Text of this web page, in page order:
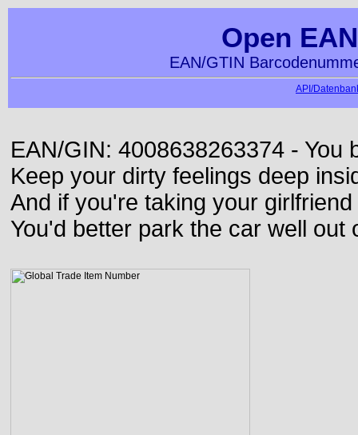
Open
EAN/GTIN
API/
EAN/GIN: 4008638263374 - You
Keep your dirty feelings deep
And if you're taking your
You'd better park the car well out